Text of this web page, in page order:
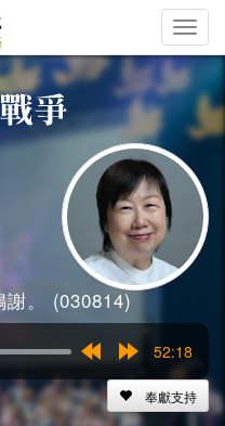
Toggle
謝。 (030814)
15s
Forward
15s
52:18
奉獻支持